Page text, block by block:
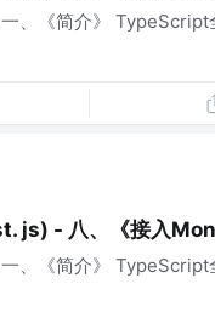
、《简介》 TypeScript
- 八、《接入
、《简介》 TypeScript